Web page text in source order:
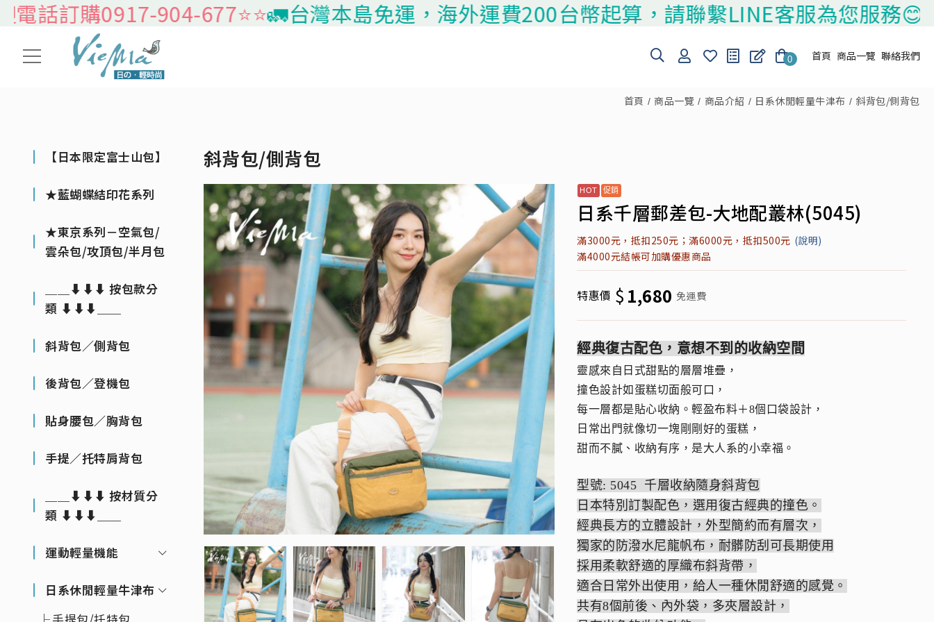
0917-904-677⭐️⭐️🚛台灣本島免運，海外運費200台幣起算，請聯繫LINE客服為您服務😊
0 首頁 商品一覽 聯絡我們
首頁 商品一覽 商品介紹 日系休閒輕量牛津布 斜背包/側背包
【日本限定富士山包】
★藍蝴蝶結印花系列
★東京系列－空氣包/
雲朵包/攻頂包/半月包
＿＿⬇⬇⬇ 按包款分
類 ⬇⬇⬇＿＿
斜背包／側背包
後背包／登機包
貼身腰包／胸背包
手提／托特肩背包
＿＿⬇⬇⬇ 按材質分
類 ⬇⬇⬇＿＿
運動輕量機能
日系休閒輕量牛津布
斜背包/側背包
日系千層郵差包-大地配叢林(5045)
滿3000元，抵扣250元；滿6000元，抵扣500元 (說明)
滿4000元結帳可加購優惠商品
特惠價 $ 1,680 免運費
經典復古配色，意想不到的收納空間
靈感來自日式甜點的層層堆疊，
撞色設計如蛋糕切面般可口，
每一層都是貼心收納。輕盈布料＋8個口袋設計，
日常出門就像切一塊剛剛好的蛋糕，
甜而不膩、收納有序，是大人系的小幸福。
型號: 5045 千層收納隨身斜背包
日本特別訂製配色，選用復古經典的撞色。
經典長方的立體設計，外型簡約而有層次，
獨家的防潑水尼龍帆布，耐髒防刮可長期使用
採用柔軟舒適的厚織布斜背帶，
適合日常外出使用，給人一種休閒舒適的感覺。
共有8個前後、內外袋，多夾層設計，